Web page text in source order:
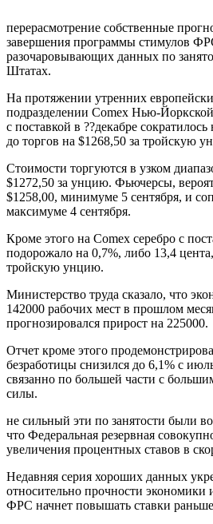
перерасмотрение собственные
завершения программы стимулов
разочаровывающих данных по
Штатах.
На протяжении утренних
подразделении Comex Нью-
с поставкой в ??декабре
до торгов на $1268,50 за тройскую
Стоимости торгуются в узком
$1272,50 за унцию. Фьючерсы,
$1258,00, минимуме 5 сентября, и
максимуме 4 сентября.
Кроме этого на Comex серебро с
подорожало на 0,7%, либо 13,4
тройскую унцию.
Министерство труда сказало, что
142000 рабочих мест в прошлом
прогнозировался прирост на 225000.
Отчет кроме этого
безработицы снизился до 6,1% с
связанно по большей части с
силы.
не сильный эти по занятости были
что Федеральная резервная
увеличения процентных ставов в
Недавняя серия хороших данных
относительно прочности экономики
ФРС начнет повышать ставки